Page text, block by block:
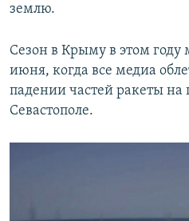
землю.
Сезон в Крыму в этом году
июня, когда все медиа
падении частей ракеты на
Севастополе.